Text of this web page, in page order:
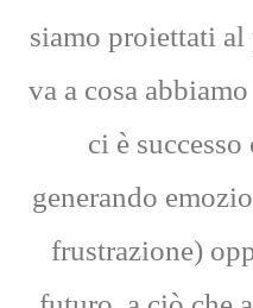
siamo proiettati al
va a cosa
ci è
generando
frustrazione)